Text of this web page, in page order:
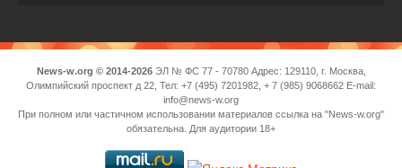
News-w.org © 2014-2026ЭЛ № ФС 77 - 70780 Адрес: 129110, г. Москва,
Олимпийский проспект д 22, Тел: +7 (495) 7201982, + 7 (985) 9068662 E-mail:
info@news-w.org
При полном или частичном использовании материалов ссылка на "News-w.org"
обязательна. Для аудитории 18+